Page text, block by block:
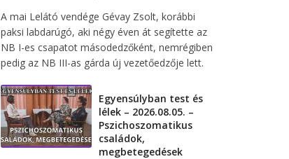
A mai Lelátó vendége Gévay Zsolt, korábbi
paksi labdarúgó, aki négy éven át segítette az
NB I-es csapatot másodedzőként, nemrégiben
pedig az NB III-as gárda új vezetőedzője lett.
Egyensúlyban test és
lélek – 2026.08.05. –
Pszichoszomatikus
családok,
megbetegedések